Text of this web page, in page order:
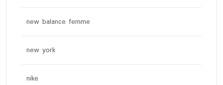
new balance femme
new york
nike